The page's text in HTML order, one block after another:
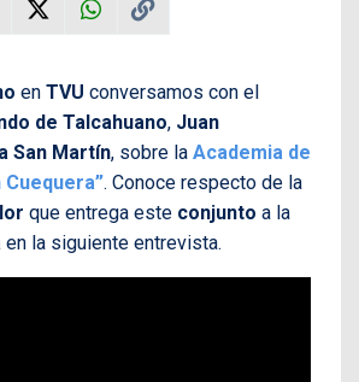
en TVU conversamos con el
de Talcahuano, Juan
San Martín, sobre la Academia de
Cuequera”. Conoce respecto de la
que entrega este conjunto a la
en la siguiente entrevista.